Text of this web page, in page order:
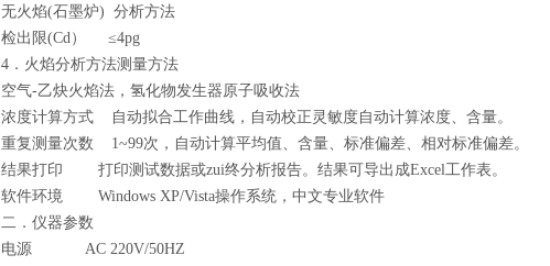
无火焰(石墨炉) 分析方法
检出限(Cd） ≤4pg
4．火焰分析方法测量方法
空气-乙炔火焰法，氢化物发生器原子吸收法
浓度计算方式 自动拟合工作曲线，自动校正灵敏度自动计算浓度、含量。
重复测量次数 1~99次，自动计算平均值、含量、标准偏差、相对标准偏差。
结果打印 打印测试数据或zui终分析报告。结果可导出成Excel工作表。
软件环境 Windows XP/Vista操作系统，中文专业软件
二．仪器参数
电源 AC 220V/50HZ